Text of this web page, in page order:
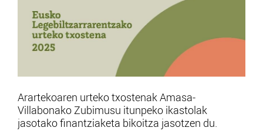
Arartekoaren urteko txostenak Amasa-
Villabonako Zubimusu itunpeko ikastolak
jasotako finantziaketa bikoitza jasotzen du.